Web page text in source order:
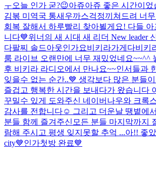
ㅜ오늘 인가 굳?😉아쥬아쥬 좋은 시간이었
김볶 미역국 통새우까스걱정끼쳐드려 너
회복 잘해서 하루빨리 찾아뵐게요! 다들
니다💙위너의 새 시대 새 리더 New leader
다팔찌 솔드아웃인가요비키라가게다비키
룸 라이브 오랜만에 너무 재밌었네요~~^^
후 비키라 라디오에서 만나요~~인서들과
잊을수 없는 순간..💙 생각보다 많은 분들
즐겁고 행복한 시간을 보내다가 왔습니다
꾸밀수 있게 도와주신 네이버나우와 크록
감사를 전합니다☺️ 그리고 더운날 땡볕에
분들 함께 즐겨주신모든 분들 마지막까지
람해 주시고 평생 잊지못할 추억 ...아!! 좋
city💙인가첫방 완료💙